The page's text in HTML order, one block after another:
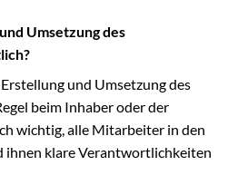
Umsetzung des
und Umsetzung des
beim Inhaber oder der
wichtig, alle Mitarbeiter in den
ihnen klare Verantwortlichkeiten